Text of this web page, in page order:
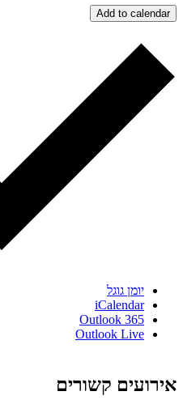
Add to calendar
יומן גוגל
iCalendar
Outlook 365
Outlook Live
אירועים קשורים